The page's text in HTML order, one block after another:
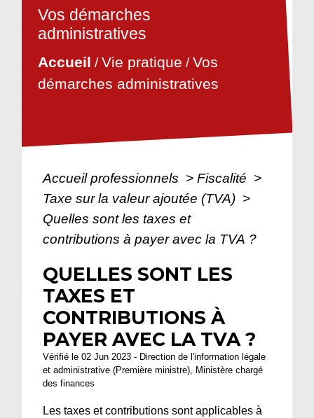
Vos démarches
administratives
Accueil /Vie pratique /Vos
démarches administratives
Accueil professionnels > Fiscalité >
Taxe sur la valeur ajoutée (TVA) >
Quelles sont les taxes et
contributions à payer avec la TVA ?
QUELLES SONT LES
TAXES ET
CONTRIBUTIONS À
PAYER AVEC LA TVA ?
Vérifié le 02 Jun 2023 - Direction de l'information légale
et administrative (Première ministre), Ministère chargé
des finances
Les taxes et contributions sont applicables à